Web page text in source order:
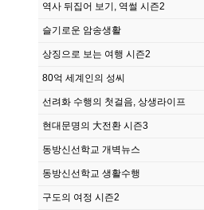
역사 뒤집어 보기, 역썰 시즌2
슬기로운 암송생활
상징으로 보는 여행 시즌2
80억 세계인의 성씨
선려화 수행의 첫걸음, 상생라이프
현대문명의 大전환 시즌3
동방신선학교 개벽뉴스
동방신선학교 생활수행
구도의 여정 시즌2